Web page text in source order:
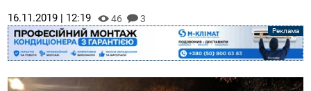
16.11.2019 | 12:19 46 3